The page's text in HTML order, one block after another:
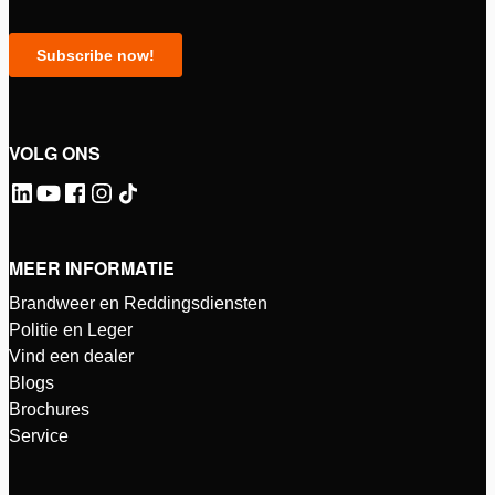
VOLG ONS
MEER INFORMATIE
Brandweer en Reddingsdiensten
Politie en Leger
Vind een dealer
Blogs
Brochures
Service